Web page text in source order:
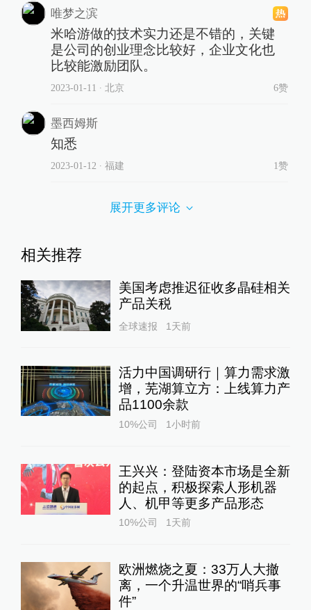
唯梦之滨
米哈游做的技术实力还是不错的，关键
是公司的创业理念比较好，企业文化也
比较能激励团队。
2023-01-11 ∙ 北京 6赞
墨西姆斯
知悉
2023-01-12 ∙ 福建 1赞
展开更多评论
相关推荐
美国考虑推迟征收多晶硅相关
产品关税
全球速报 1天前
活力中国调研行｜算力需求激
增，芜湖算立方：上线算力产
品1100余款
10%公司 1小时前
王兴兴：登陆资本市场是全新
的起点，积极探索人形机器
人、机甲等更多产品形态
10%公司 1天前
欧洲燃烧之夏：33万人大撤
离，一个升温世界的“哨兵事
件”